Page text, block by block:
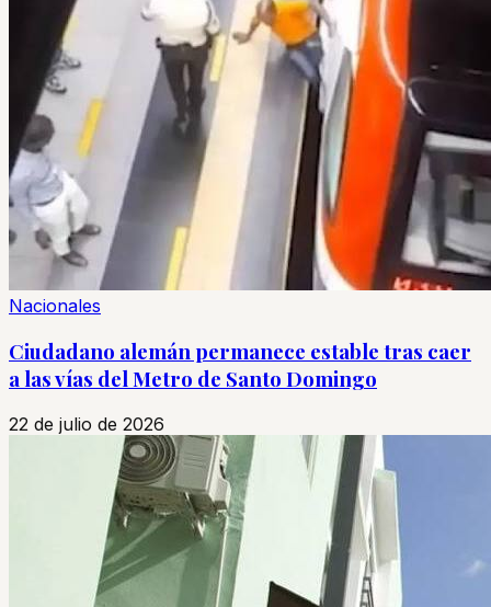
Nacionales
Ciudadano alemán permanece estable tras caer
a las vías del Metro de Santo Domingo
22 de julio de 2026